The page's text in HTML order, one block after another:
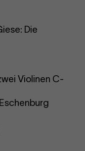
Die
Violinen C-